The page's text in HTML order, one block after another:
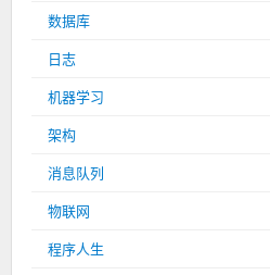
数据库
日志
机器学习
架构
消息队列
物联网
程序人生